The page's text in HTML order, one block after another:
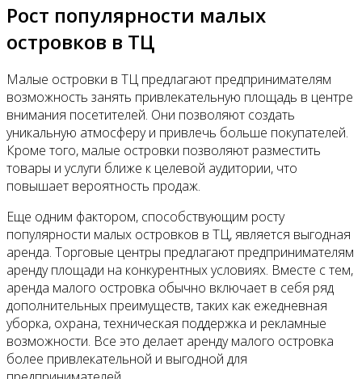
Рост популярности малых
островков в ТЦ
Малые островки в ТЦ предлагают предпринимателям
возможность занять привлекательную площадь в центре
внимания посетителей. Они позволяют создать
уникальную атмосферу и привлечь больше покупателей.
Кроме того, малые островки позволяют разместить
товары и услуги ближе к целевой аудитории, что
повышает вероятность продаж.
Еще одним фактором, способствующим росту
популярности малых островков в ТЦ, является выгодная
аренда. Торговые центры предлагают предпринимателям
аренду площади на конкурентных условиях. Вместе с тем,
аренда малого островка обычно включает в себя ряд
дополнительных преимуществ, таких как ежедневная
уборка, охрана, техническая поддержка и рекламные
возможности. Все это делает аренду малого островка
более привлекательной и выгодной для